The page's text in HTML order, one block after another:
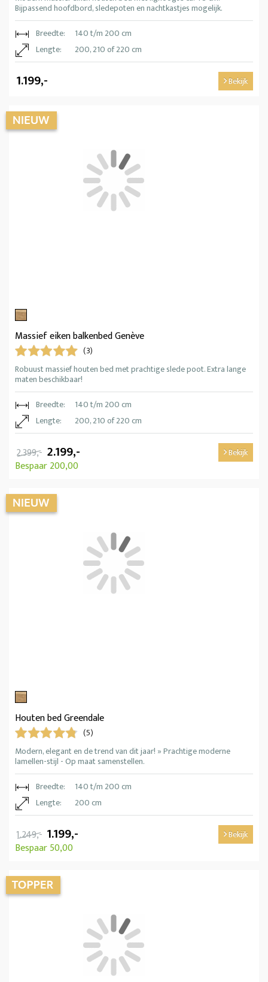
Bijpassend hoofdbord, sledepoten en nachtkastjes mogelijk.
Breedte:
140 t/m 200 cm
Lengte:
200, 210 of 220 cm
1.199,- Bekijk
Massief eiken balkenbed Genève
(3)
Robuust massief houten bed met prachtige slede poot. Extra lange
maten beschikbaar!
Breedte:
140 t/m 200 cm
Lengte:
200, 210 of 220 cm
2.399,- 2.199,-
Bespaar 200,00
Bekijk
Houten bed Greendale
(5)
Modern, elegant en de trend van dit jaar! » Prachtige moderne
lamellen-stijl - Op maat samenstellen.
Breedte:
140 t/m 200 cm
Lengte:
200 cm
1.249,- 1.199,-
Bespaar 50,00
Bekijk